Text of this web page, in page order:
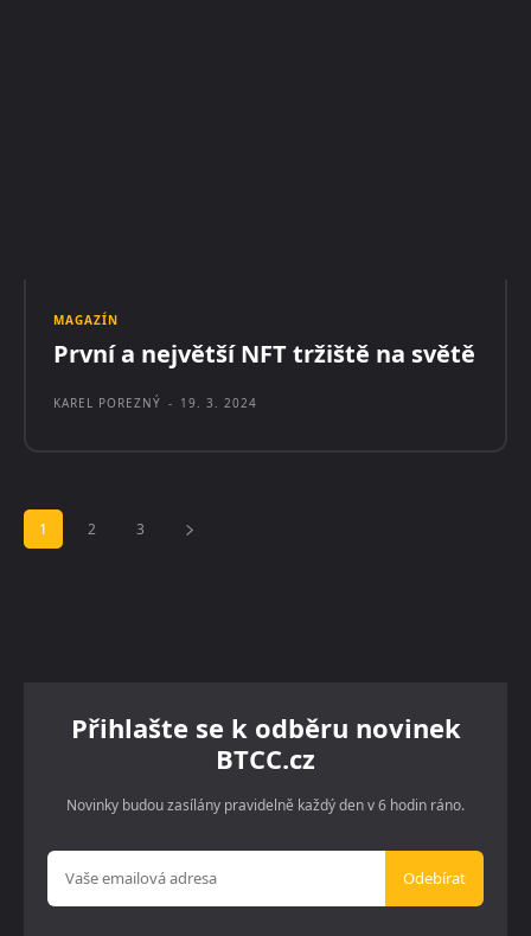
MAGAZÍN
První a největší NFT tržiště na světě
KAREL POREZNÝ - 19. 3. 2024
1 2 3
Přihlašte se k odběru novinek
BTCC.cz
Novinky budou zasílány pravidelně každý den v 6 hodin ráno.
Odebírat